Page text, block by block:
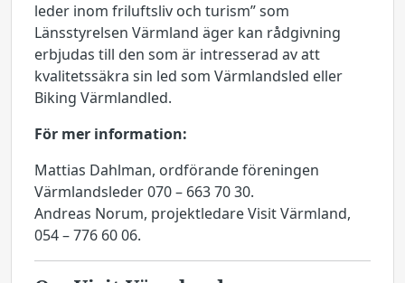
leder inom friluftsliv och turism” som
Länsstyrelsen Värmland äger kan rådgivning
erbjudas till den som är intresserad av att
kvalitetssäkra sin led som Värmlandsled eller
Biking Värmlandled.
För mer information:
Mattias Dahlman, ordförande föreningen
Värmlandsleder 070 – 663 70 30.
Andreas Norum, projektledare Visit Värmland,
054 – 776 60 06.